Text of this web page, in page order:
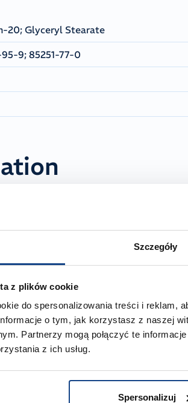
Szczegóły
z plików cookie
do spersonalizowania treści i reklam,
o tym, jak korzystasz z naszej
Partnerzy mogą połączyć te
z ich usług.
Spersonalizuj
20; Glyceryl Stearate
9; 85251-77-0
materials
for the product is
please send us an e-mail. We will send
documents.